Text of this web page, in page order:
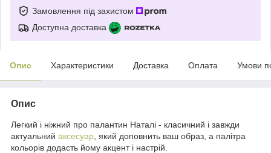
Замовлення під захистом
Доступна доставка
Опис Характеристики Доставка Оплата Умови
Опис
Легкий і ніжний про палантин Наталі - класичний і завжди
актуальний аксесуар , який доповнить ваш образ, а палітра
кольорів додасть йому акцент і настрій.